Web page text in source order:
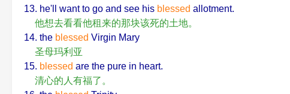
13. he'll want to go and see his blessed allotment.
他想去看看他租来的那块该死的土地。
14. the blessed Virgin Mary
圣母玛利亚
15. blessed are the pure in heart.
清心的人有福了。